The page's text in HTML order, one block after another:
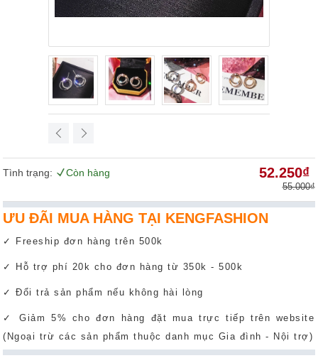
Tình trạng: Còn hàng 52.250₫
55.000₫
ƯU ĐÃI MUA HÀNG TẠI KENGFASHION
✓ Freeship đơn hàng trên 500k
✓ Hỗ trợ phí 20k cho đơn hàng từ 350k - 500k
✓ Đổi trả sản phẩm nếu không hài lòng
✓ Giảm 5% cho đơn hàng đặt mua trực tiếp trên website
(Ngoại trừ các sản phẩm thuộc danh mục Gia đình - Nội trợ)